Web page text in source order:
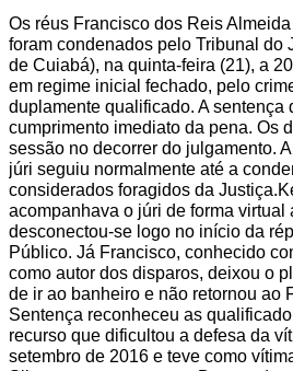
Share
Os réus Francisco dos Reis
foram condenados pelo Tribunal do
de Cuiabá), na quinta-feira (21), a
em regime inicial fechado, pelo
duplamente qualificado. A sentença
cumprimento imediato da pena. Os
sessão no decorrer do julgamento.
júri seguiu normalmente até a
considerados foragidos da Justiça.
acompanhava o júri de forma virtual
desconectou-se logo no início da
Público. Já Francisco, conhecido
como autor dos disparos, deixou o
de ir ao banheiro e não retornou ao
Sentença reconheceu as
recurso que dificultou a defesa da
setembro de 2016 e teve como